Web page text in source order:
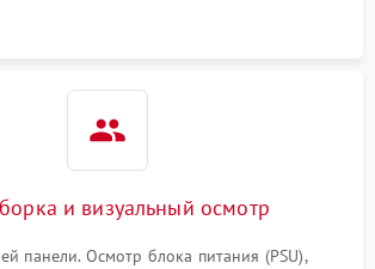
и визуальный осмотр
панели. Осмотр блока питания (PSU),